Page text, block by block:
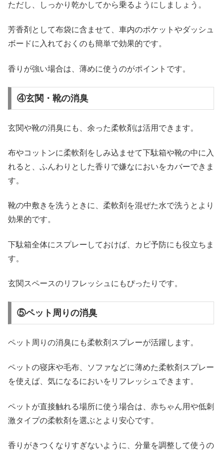
ただし、しっかり乾かしてから乗るようにしましょう。
芳香剤として布袋に含ませて、車内のポケットやダッシュ
ボードに入れておくのも簡単で効果的です。
香りが強い場合は、薄めに使うのがポイントです。
④玄関・靴の消臭
玄関や靴の消臭にも、余った柔軟剤は活用できます。
布やコットンに柔軟剤をしみ込ませて下駄箱や靴の中に入
れると、ふんわりとした香りで嫌なにおいをカバーできま
す。
靴の中敷きを洗うときに、柔軟剤を混ぜた水で洗うとより
効果的です。
下駄箱全体にスプレーしておけば、カビ予防にも役立ちま
す。
玄関スペースのリフレッシュにもぴったりです。
⑤ペット周りの消臭
ペット周りの消臭にも柔軟剤スプレーが活躍します。
ペットの寝床や毛布、ソファなどに薄めた柔軟剤スプレー
を使えば、気になるにおいをリフレッシュできます。
ペットが直接触れる場所に使う場合は、赤ちゃん用や低刺
激タイプの柔軟剤を選ぶとより安心です。
香りがきつくなりすぎないように、分量を調整して使うの